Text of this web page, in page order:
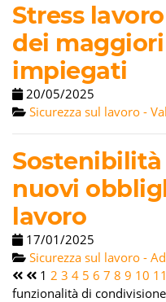
Stress
dei
impiegati
20/05/2025
Sicurezza sul lavoro -
nuovi
lavoro
17/01/2025
Sicurezza sul lavoro -
1 2 3 4 5 6 7 8 9 10 11
funzionalità di